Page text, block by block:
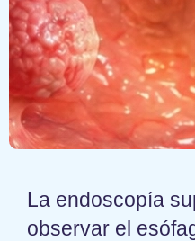
La endoscopía
observar el